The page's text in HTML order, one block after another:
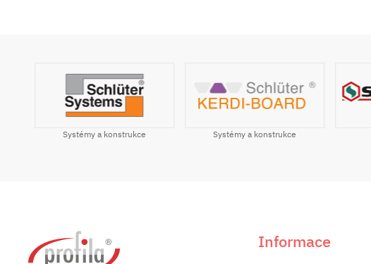
Systémy a konstrukce Systémy a konstrukce
Informace